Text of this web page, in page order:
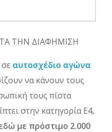
ΤΗΝ ΔΙΑΦΗΜΙΣΗ
αυτοσχέδιο αγώνα
να κάνουν τους
τους πίστα
στην κατηγορία Ε4,
με πρόστιμο 2.000